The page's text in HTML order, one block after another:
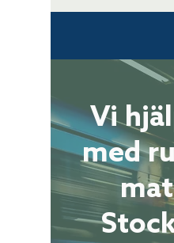
Vi
med